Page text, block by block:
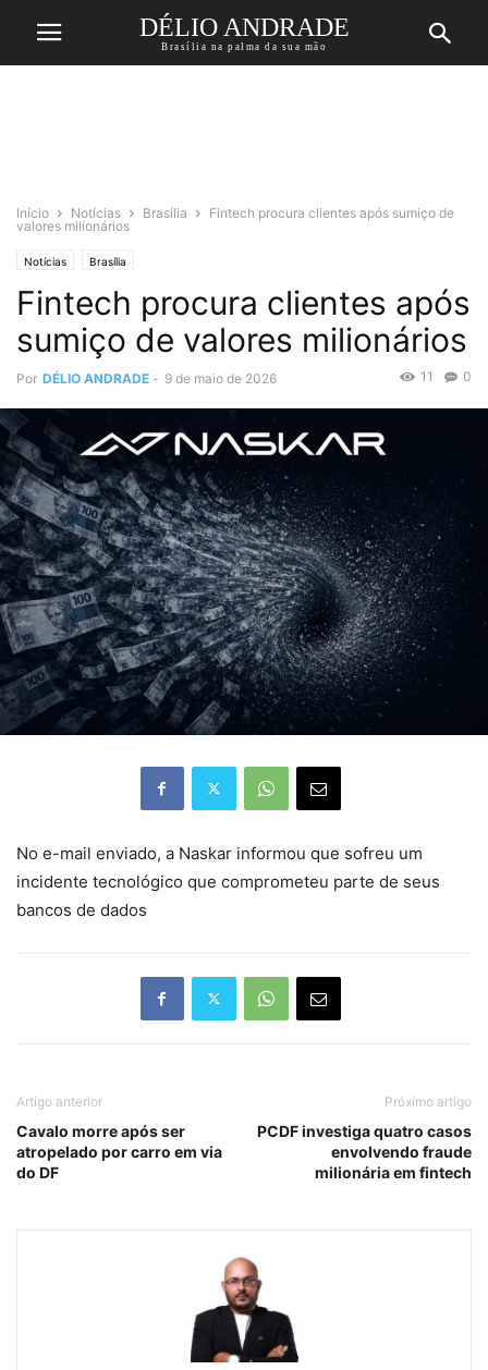
DÉLIO ANDRADE
Brasília na palma da sua mão
Início Notícias Brasília
Fintech procura clientes após sumiço de
valores milionários
Notícias Brasília
Fintech procura clientes após
sumiço de valores milionários
Por DÉLIO ANDRADE - 9 de maio de 2026 0
11
No e-mail enviado, a Naskar informou que sofreu um
incidente tecnológico que comprometeu parte de seus
bancos de dados
Artigo anterior
Cavalo morre após ser
atropelado por carro em via
do DF
Próximo artigo
PCDF investiga quatro casos
envolvendo fraude
milionária em fintech